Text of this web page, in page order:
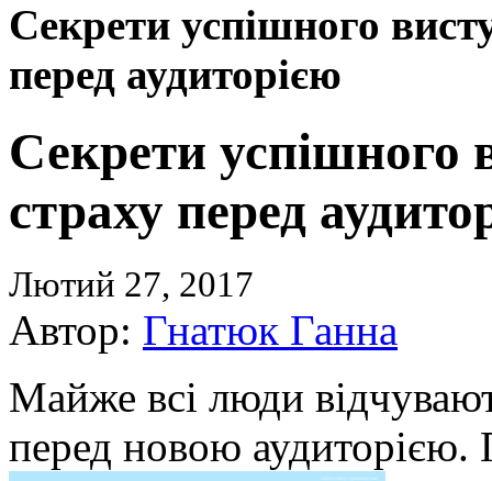
Секрети успішного
перед аудиторією
Секрети успішного
страху перед
Лютий 27, 2017
Автор: Гнатюк Ганна
Майже всі люди
перед новою